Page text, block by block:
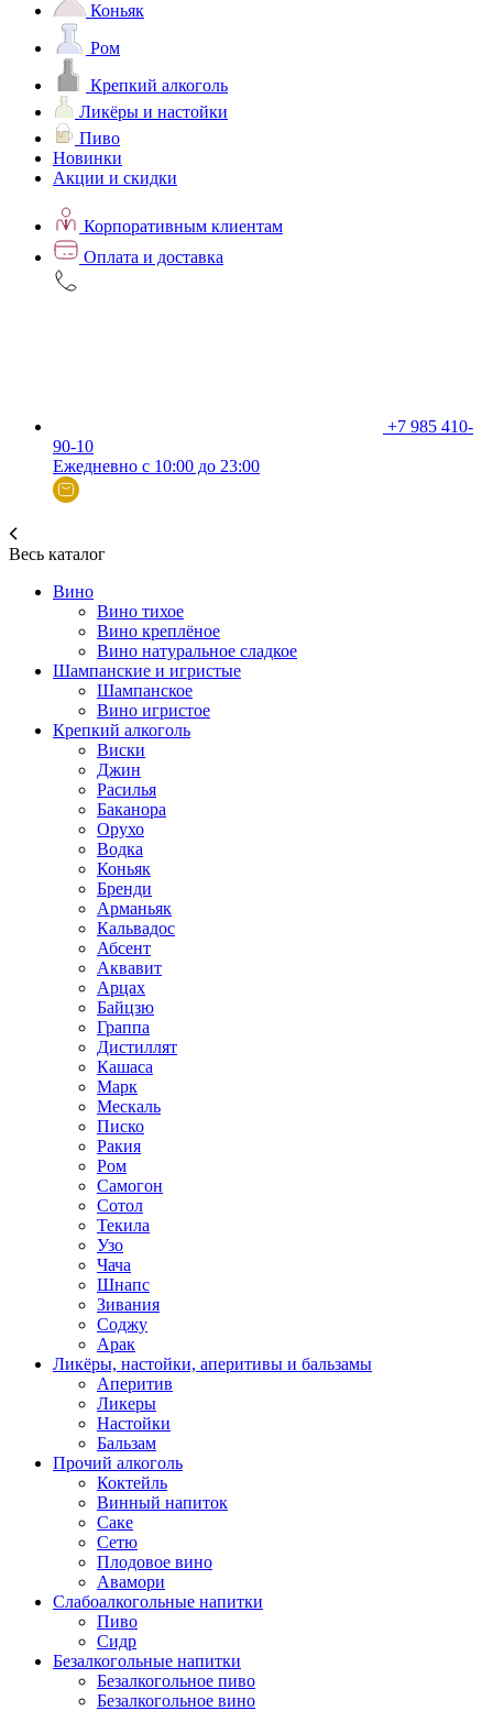
Коньяк
Ром
Крепкий алкоголь
Ликёры и настойки
Пиво
Новинки
Акции и скидки
Корпоративным клиентам
Оплата и доставка
+7 985 410-
90-10
Ежедневно с 10:00 до 23:00
Весь каталог
Вино
Вино тихое
Вино креплёное
Вино натуральное сладкое
Шампанские и игристые
Шампанское
Вино игристое
Крепкий алкоголь
Виски
Джин
Расилья
Баканора
Орухо
Водка
Коньяк
Бренди
Арманьяк
Кальвадос
Абсент
Аквавит
Арцах
Байцзю
Граппа
Дистиллят
Кашаса
Марк
Мескаль
Писко
Ракия
Ром
Самогон
Сотол
Текила
Узо
Чача
Шнапс
Зивания
Соджу
Арак
Ликёры, настойки, аперитивы и бальзамы
Аперитив
Ликеры
Настойки
Бальзам
Прочий алкоголь
Коктейль
Винный напиток
Саке
Сетю
Плодовое вино
Авамори
Слабоалкогольные напитки
Пиво
Сидр
Безалкогольные напитки
Безалкогольное пиво
Безалкогольное вино